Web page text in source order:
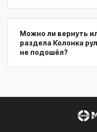
Можно ли вернуть
раздела Колонка
не подошёл?